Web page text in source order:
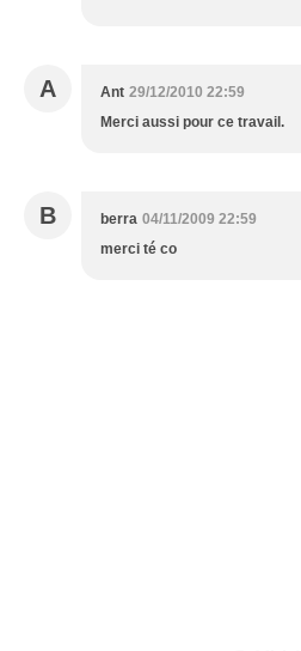
A Ant 29/12/2010 22:59
Merci aussi pour ce travail.
B berra 04/11/2009 22:59
merci té co